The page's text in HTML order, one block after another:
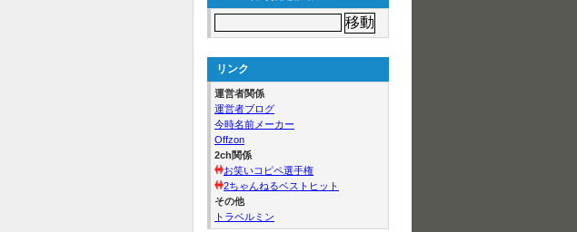
リンク
運営者関係
運営者ブログ
今時名前メーカー
Offzon
2ch関係
お笑いコピペ選手権
2ちゃんねるベストヒット
その他
トラベルミン